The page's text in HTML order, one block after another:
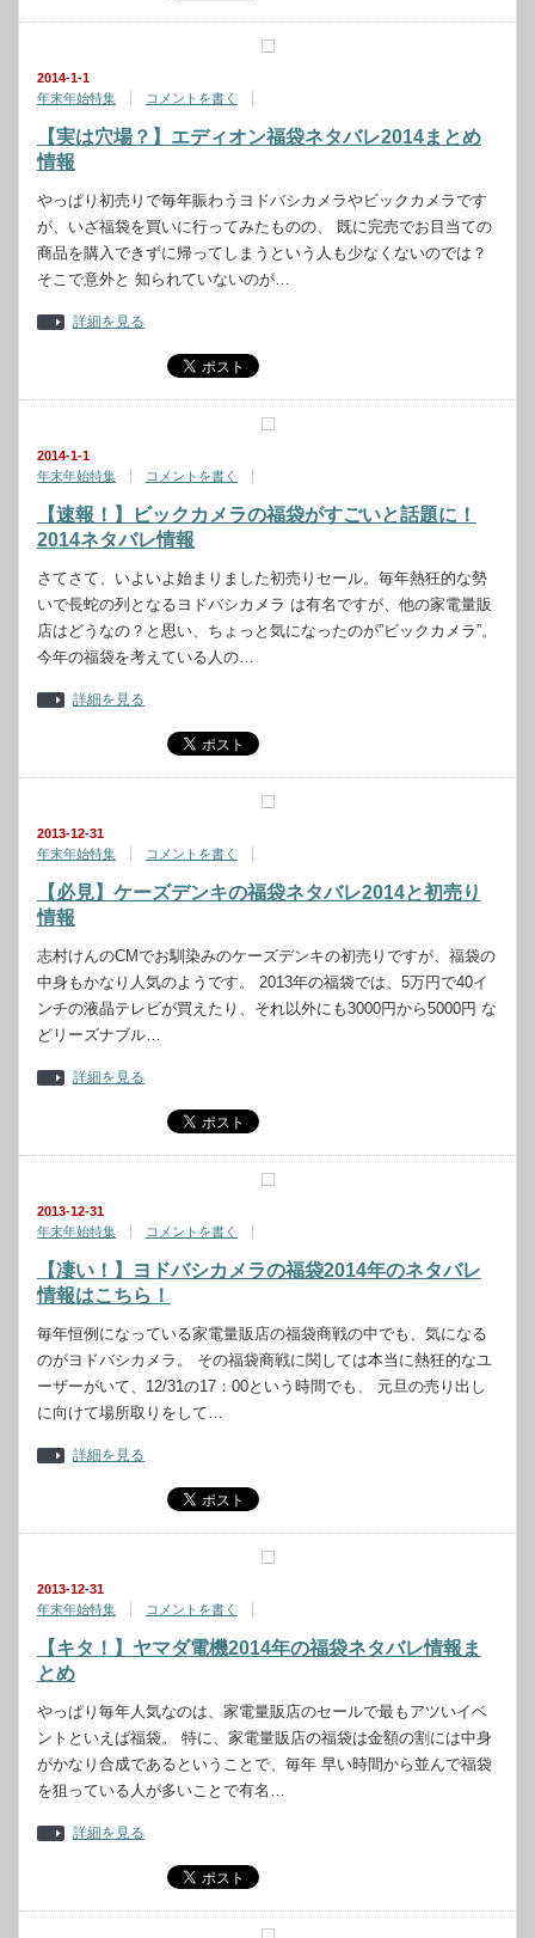
2014-1-1
年末年始特集
コメントを書く
【実は穴場？】エディオン福袋ネタバレ2014まとめ
情報
やっぱり初売りで毎年賑わうヨドバシカメラやビックカメラです
が、いざ福袋を買いに行ってみたものの、 既に完売でお目当ての
商品を購入できずに帰ってしまうという人も少なくないのでは？
そこで意外と 知られていないのが…
詳細を見る
2014-1-1
年末年始特集
コメントを書く
【速報！】ビックカメラの福袋がすごいと話題に！
2014ネタバレ情報
さてさて、いよいよ始まりました初売りセール。毎年熱狂的な勢
いで長蛇の列となるヨドバシカメラ は有名ですが、他の家電量販
店はどうなの？と思い、ちょっと気になったのが”ビックカメラ”。
今年の福袋を考えている人の…
詳細を見る
2013-12-31
年末年始特集
コメントを書く
【必見】ケーズデンキの福袋ネタバレ2014と初売り
情報
志村けんのCMでお馴染みのケーズデンキの初売りですが、福袋の
中身もかなり人気のようです。 2013年の福袋では、5万円で40イ
ンチの液晶テレビが買えたり、それ以外にも3000円から5000円 な
どリーズナブル…
詳細を見る
2013-12-31
年末年始特集
コメントを書く
【凄い！】ヨドバシカメラの福袋2014年のネタバレ
情報はこちら！
毎年恒例になっている家電量販店の福袋商戦の中でも、気になる
のがヨドバシカメラ。 その福袋商戦に関しては本当に熱狂的なユ
ーザーがいて、12/31の17：00という時間でも、 元旦の売り出し
に向けて場所取りをして…
詳細を見る
2013-12-31
年末年始特集
コメントを書く
【キタ！】ヤマダ電機2014年の福袋ネタバレ情報ま
とめ
やっぱり毎年人気なのは、家電量販店のセールで最もアツいイベ
ントといえば福袋。 特に、家電量販店の福袋は金額の割には中身
がかなり合成であるということで、毎年 早い時間から並んで福袋
を狙っている人が多いことで有名…
詳細を見る